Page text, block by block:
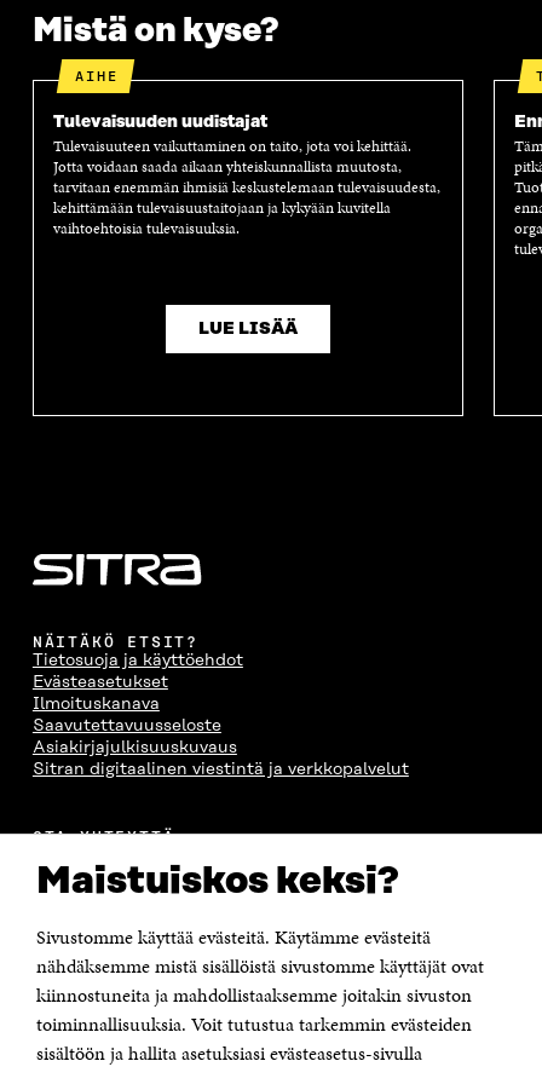
Maistuiskos keksi?
Sivustomme käyttää evästeitä. Käytämme evästeitä
nähdäksemme mistä sisällöistä sivustomme käyttäjät ovat
kiinnostuneita ja mahdollistaaksemme joitakin sivuston
toiminnallisuuksia. Voit tutustua tarkemmin evästeiden
sisältöön ja hallita asetuksiasi evästeasetus-sivulla
Mistä on kyse?
AIHE
Tulevaisuuden uudistajat
Tulevaisuuteen vaikuttaminen on taito, jota voi kehittää.
Jotta voidaan saada aikaan yhteiskunnallista muutosta,
tarvitaan enemmän ihmisiä keskustelemaan tulevaisuudesta,
kehittämään tulevaisuustaitojaan ja kykyään kuvitella
vaihtoehtoisia tulevaisuuksia.
LUE LISÄÄ
NÄITÄKÖ ETSIT?
Tietosuoja ja käyttöehdot
Evästeasetukset
Ilmoituskanava
Saavutettavuusseloste
Asiakirjajulkisuuskuvaus
Sitran digitaalinen viestintä ja verkkopalvelut
OTA YHTEYTTÄ
Itämerenkatu 11-13, PL 160,
00181 Helsinki
Puhelin +358 294 618 991
Sähköpostiosoite
Saapumisohjeet
Y-tunnus 0202132-3